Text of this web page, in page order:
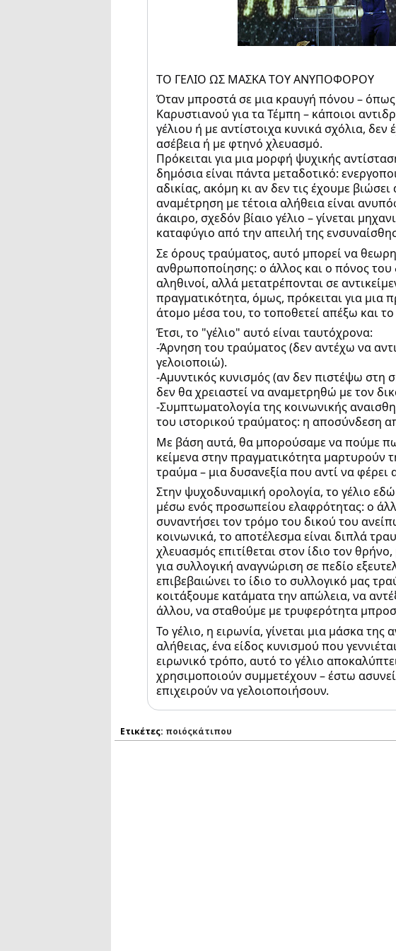
ΤΟ ΓΕΛΙΟ ΩΣ ΜΑΣΚΑ ΤΟΥ ΑΝΥΠΟΦΟΡΟΥ
Όταν μπροστά σε μια κραυγή πόνου – όπως
Καρυστιανού για τα Τέμπη – κάποιοι
γέλιου ή με αντίστοιχα κυνικά σχόλια,
ασέβεια ή με φτηνό χλευασμό.
Πρόκειται για μια μορφή ψυχικής
δημόσια είναι πάντα μεταδοτικό:
αδικίας, ακόμη κι αν δεν τις έχουμε
αναμέτρηση με τέτοια αλήθεια είναι
άκαιρο, σχεδόν βίαιο γέλιο – γίνεται
καταφύγιο από την απειλή της
Σε όρους τραύματος, αυτό μπορεί να
ανθρωποποίησης: ο άλλος και ο πόνος του
αληθινοί, αλλά μετατρέπονται σε
πραγματικότητα, όμως, πρόκειται για μια
άτομο μέσα του, το τοποθετεί απέξω και το
Έτσι, το "γέλιο" αυτό είναι ταυτόχρονα:
-Άρνηση του τραύματος (δεν αντέχω να
γελοιοποιώ).
-Αμυντικός κυνισμός (αν δεν πιστέψω στη
δεν θα χρειαστεί να αναμετρηθώ με τον
-Συμπτωματολογία της κοινωνικής
του ιστορικού τραύματος: η αποσύνδεση
Με βάση αυτά, θα μπορούσαμε να πούμε
κείμενα στην πραγματικότητα μαρτυρούν
τραύμα – μια δυσανεξία που αντί να φέρει
Στην ψυχοδυναμική ορολογία, το γέλιο
μέσω ενός προσωπείου ελαφρότητας: ο
συναντήσει τον τρόμο του δικού του
κοινωνικά, το αποτέλεσμα είναι διπλά
χλευασμός επιτίθεται στον ίδιο τον
για συλλογική αναγνώριση σε πεδίο
επιβεβαιώνει το ίδιο το συλλογικό μας
κοιτάξουμε κατάματα την απώλεια, να
άλλου, να σταθούμε με τρυφερότητα
Το γέλιο, η ειρωνία, γίνεται μια μάσκα
αλήθειας, ένα είδος κυνισμού που
ειρωνικό τρόπο, αυτό το γέλιο
χρησιμοποιούν συμμετέχουν – έστω
επιχειρούν να γελοιοποιήσουν.
Ετικέτες: ποιόςκάτιπου